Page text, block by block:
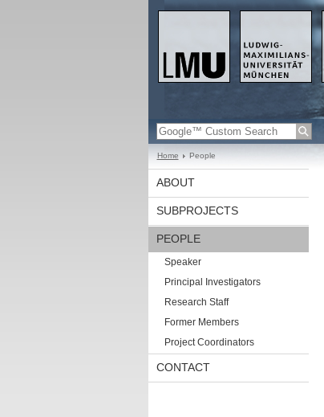
Home People
ABOUT
SUBPROJECTS
PEOPLE
Speaker
Principal Investigators
Research Staff
Former Members
Project Coordinators
CONTACT